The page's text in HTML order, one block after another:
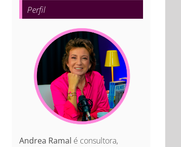
Perfil
Andrea Ramal é consultora,